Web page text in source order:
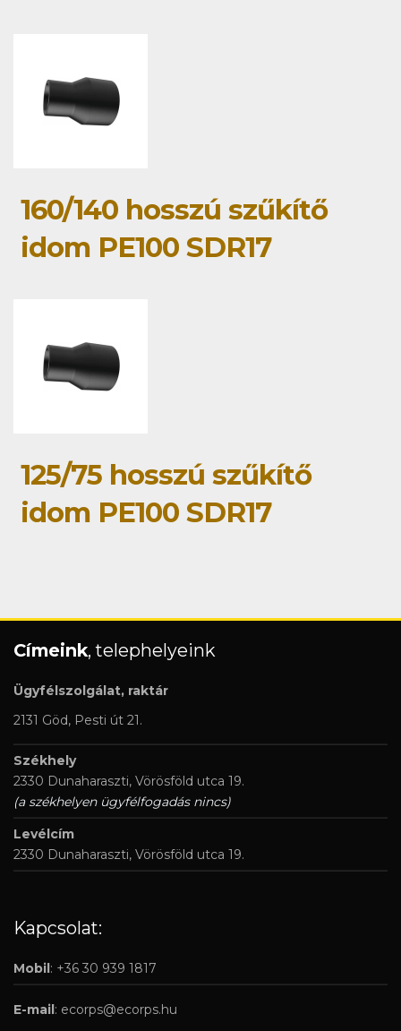
160/140 hosszú szűkítő
idom PE100 SDR17
125/75 hosszú szűkítő
idom PE100 SDR17
Címeink, telephelyeink
Ügyfélszolgálat, raktár
2131 Göd, Pesti út 21.
Székhely
2330 Dunaharaszti, Vörösföld utca 19.
(a székhelyen ügyfélfogadás nincs)
Levélcím
2330 Dunaharaszti, Vörösföld utca 19.
Kapcsolat:
Mobil: +36 30 939 1817
E-mail: ecorps@ecorps.hu